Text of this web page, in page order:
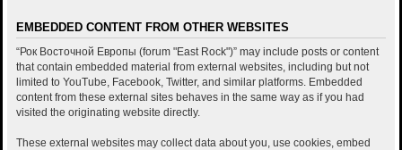
EMBEDDED CONTENT FROM OTHER WEBSITES
“Рок Восточной Европы (forum "East Rock")” may include posts or content
that contain embedded material from external websites, including but not
limited to YouTube, Facebook, Twitter, and similar platforms. Embedded
content from these external sites behaves in the same way as if you had
visited the originating website directly.
These external websites may collect data about you, use cookies, embed